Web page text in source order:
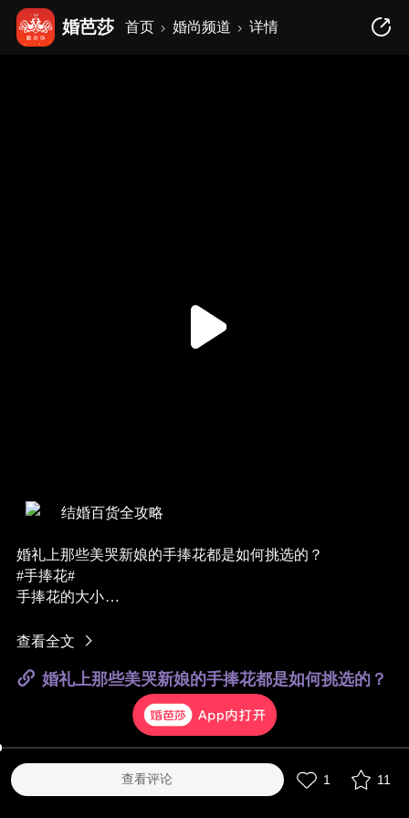
婚芭莎 首页 婚尚频道 详情
结婚百货全攻略
婚礼上那些美哭新娘的手捧花都是如何挑选的？
#手捧花#
手捧花的大小
配。
以根据整体的婚纱造型进行选择，只要做到视觉上不要过
不同的花有不同的花语，在婚礼的时候，选择什么花做手
捧花寓意最好呢？
玫瑰，向来是爱意的最佳表达方式，在一场正式的婚礼
查看全文
婚礼上那些美哭新娘的手捧花都是如何挑选的？
查看评论 1 11